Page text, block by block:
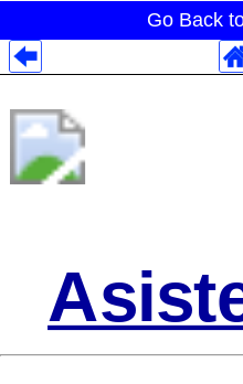
Go Back
Despliegues
Despliegues Totales
Despliegues por